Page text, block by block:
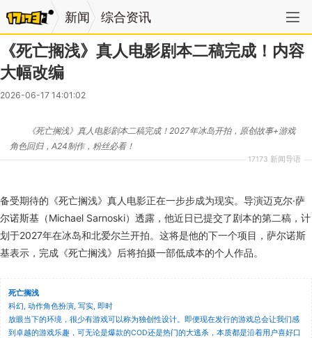
新闻 综合资讯
《死亡搁浅》真人电影剧本二稿完成！内容
大幅改编
2026-06-17 14:01:02
17173 新闻导语
《死亡搁浅》真人电影剧本二稿完成！2027年冰岛开拍，原创故事+游戏
角色回归，A24制作，粉丝必看！
备受期待的《死亡搁浅》真人电影正在一步步成为现实。导演迈克尔·萨
尔诺斯基（Michael Sarnoski）透露，他近日已提交了剧本的第二稿，计
划于2027年在冰岛和北爱尔兰开拍。这将是他的下一个项目，萨尔诺斯
基表示，完成《死亡搁浅》后将拍摄一部低成本的个人作品。
死亡搁浅
科幻, 动作角色扮演, 写实, 即时
放眼当下的环境，很少有游戏可以称为独创性设计。即便现在发行的游戏总会让我们感
到卓越的游戏乐趣，可无论是爆款的COD还是热门的大逃杀，本质都是沿着用户喜好口